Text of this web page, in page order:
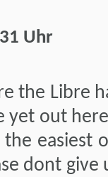
Uhr
the Libre
yet out
easiest
dont